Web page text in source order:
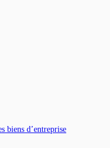
biens d’entreprise